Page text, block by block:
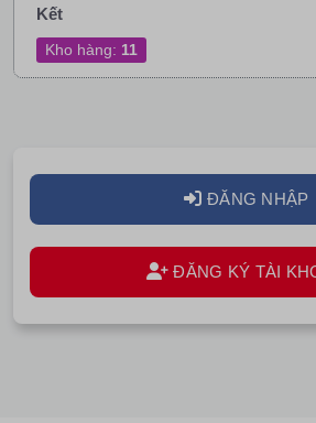
Kết
Kho hàng: 11
ĐĂNG NHẬP
ĐĂNG KÝ TÀI